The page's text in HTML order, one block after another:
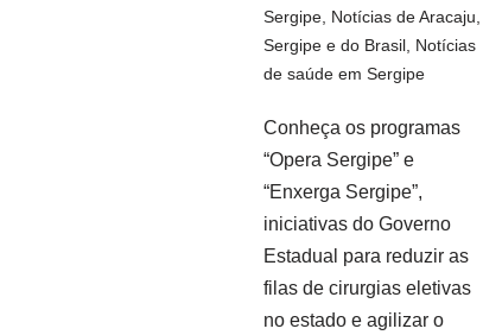
Sergipe, Notícias de Aracaju,
Sergipe e do Brasil, Notícias
de saúde em Sergipe
Conheça os programas
“Opera Sergipe” e
“Enxerga Sergipe”,
iniciativas do Governo
Estadual para reduzir as
filas de cirurgias eletivas
no estado e agilizar o